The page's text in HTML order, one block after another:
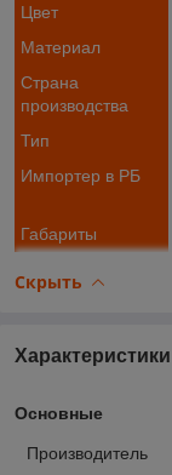
Цвет
Материал
Страна
производства
Тип
Импортер в РБ
Габариты
Скрыть
Характеристики
Основные
Производитель